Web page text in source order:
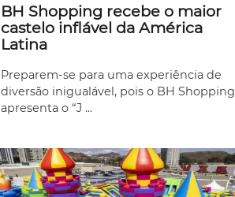
BH Shopping recebe o maior
castelo inflável da América
Latina
Preparem-se para uma experiência de
diversão inigualável, pois o BH Shopping
apresenta o “J ...